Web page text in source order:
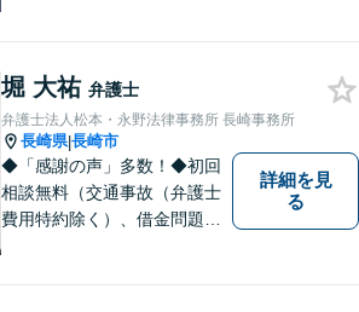
堀 大祐 弁護士
弁護士法人松本・永野法律事務所 長崎事務所
長崎県|長崎市
◆「感謝の声」多数！◆初回
相談無料（交通事故（弁護士
費用特約除く）、借金問題、
詳細を見
る